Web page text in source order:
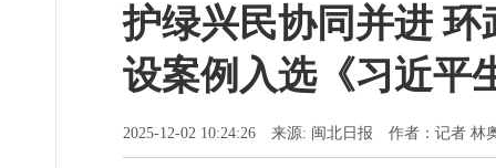
护绿兴民协同并进
设案例入选《习近平
2025-12-02 10:24:26 来源: 闽北日报 作者：记者 林